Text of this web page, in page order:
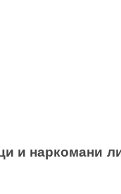
и наркомани